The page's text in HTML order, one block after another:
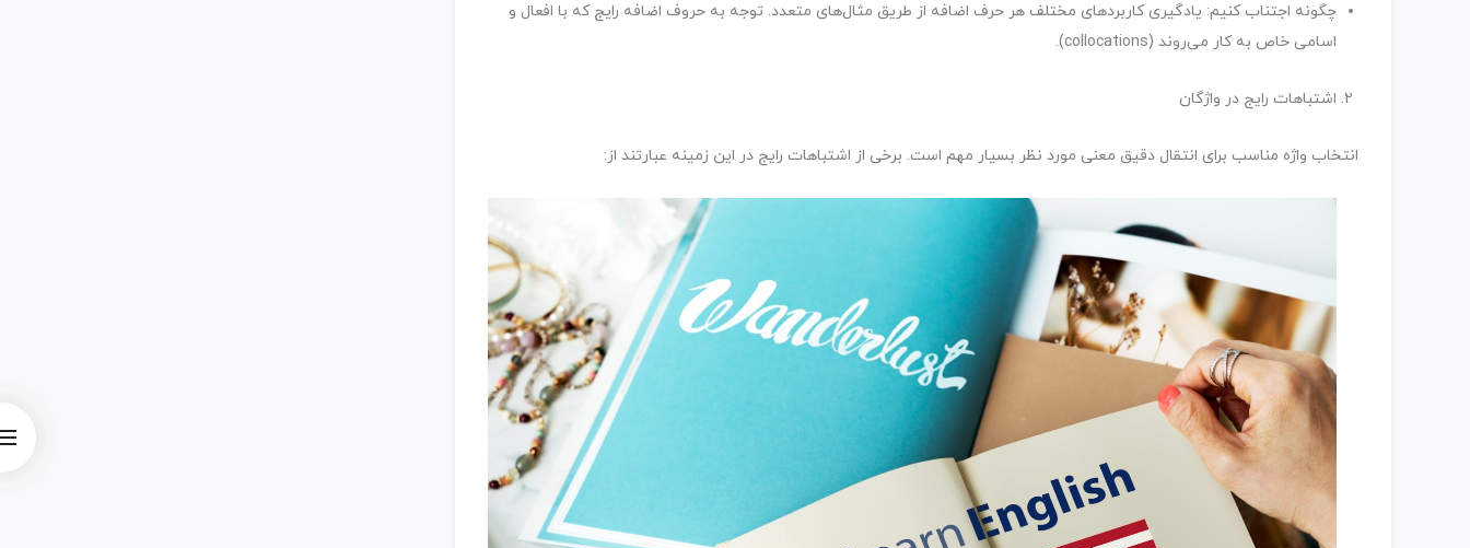
چگونه اجتناب کنیم: یادگیری کاربردهای مختلف هر حرف اضافه از طریق مثال‌های متعدد. توجه به حروف اضافه رایج که با افعال و
اسامی خاص به کار می‌روند (collocations).
اشتباهات رایج در واژگان
انتخاب واژه مناسب برای انتقال دقیق معنی مورد نظر بسیار مهم است. برخی از اشتباهات رایج در این زمینه عبارتند از: